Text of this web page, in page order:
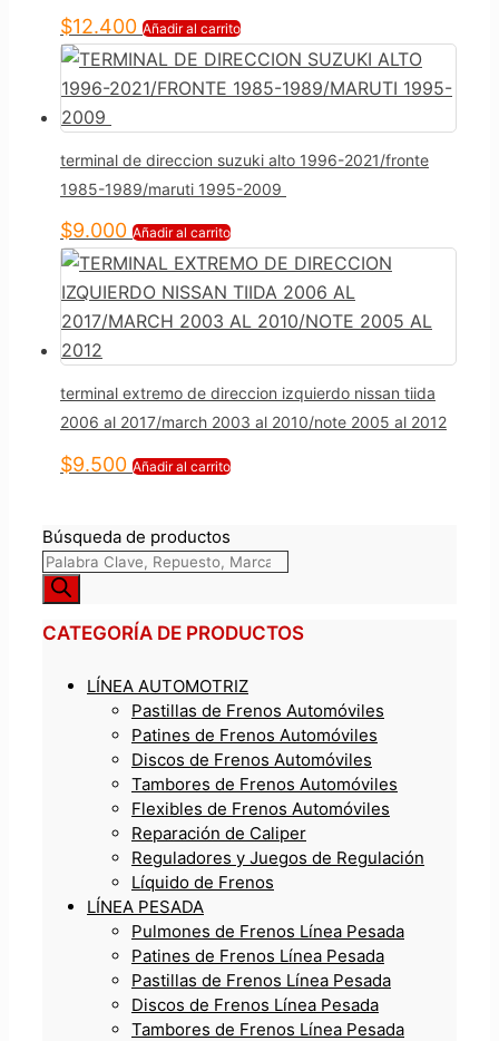
$12.400 Añadir al carrito
terminal de direccion suzuki alto 1996-2021/fronte
1985-1989/maruti 1995-2009
$9.000 Añadir al carrito
terminal extremo de direccion izquierdo nissan tiida
2006 al 2017/march 2003 al 2010/note 2005 al 2012
$9.500 Añadir al carrito
Búsqueda de productos
CATEGORÍA DE PRODUCTOS
LÍNEA AUTOMOTRIZ
Pastillas de Frenos Automóviles
Patines de Frenos Automóviles
Discos de Frenos Automóviles
Tambores de Frenos Automóviles
Flexibles de Frenos Automóviles
Reparación de Caliper
Reguladores y Juegos de Regulación
Líquido de Frenos
LÍNEA PESADA
Pulmones de Frenos Línea Pesada
Patines de Frenos Línea Pesada
Pastillas de Frenos Línea Pesada
Discos de Frenos Línea Pesada
Tambores de Frenos Línea Pesada